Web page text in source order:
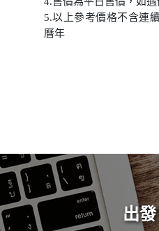
5.以上參考價格不含連
曆年
出